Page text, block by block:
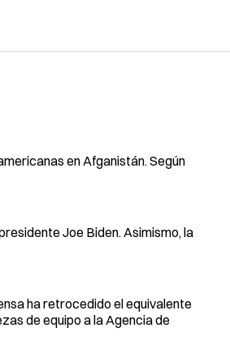
en Afganistán. Según
Joe Biden. Asimismo, la
ha retrocedido el equivalente
de equipo a la Agencia de